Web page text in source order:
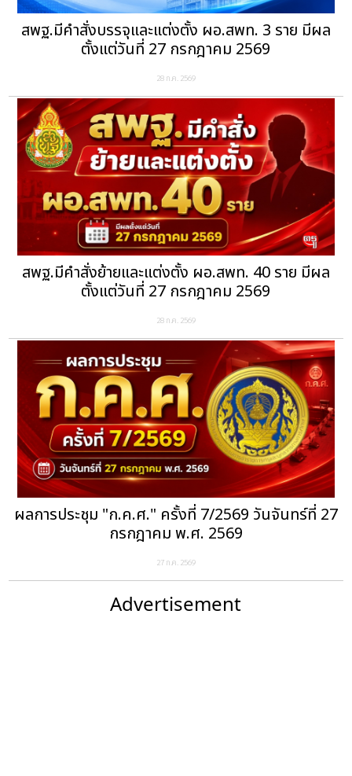
สพฐ.มีคำสั่งบรรจุและแต่งตั้ง ผอ.สพท. 3 ราย มีผล
ตั้งแต่วันที่ 27 กรกฎาคม 2569
28 ก.ค. 2569
สพฐ.มีคำสั่งย้ายและแต่งตั้ง ผอ.สพท. 40 ราย มีผล
ตั้งแต่วันที่ 27 กรกฎาคม 2569
28 ก.ค. 2569
ผลการประชุม "ก.ค.ศ." ครั้งที่ 7/2569 วันจันทร์ที่ 27
กรกฎาคม พ.ศ. 2569
27 ก.ค. 2569
Advertisement